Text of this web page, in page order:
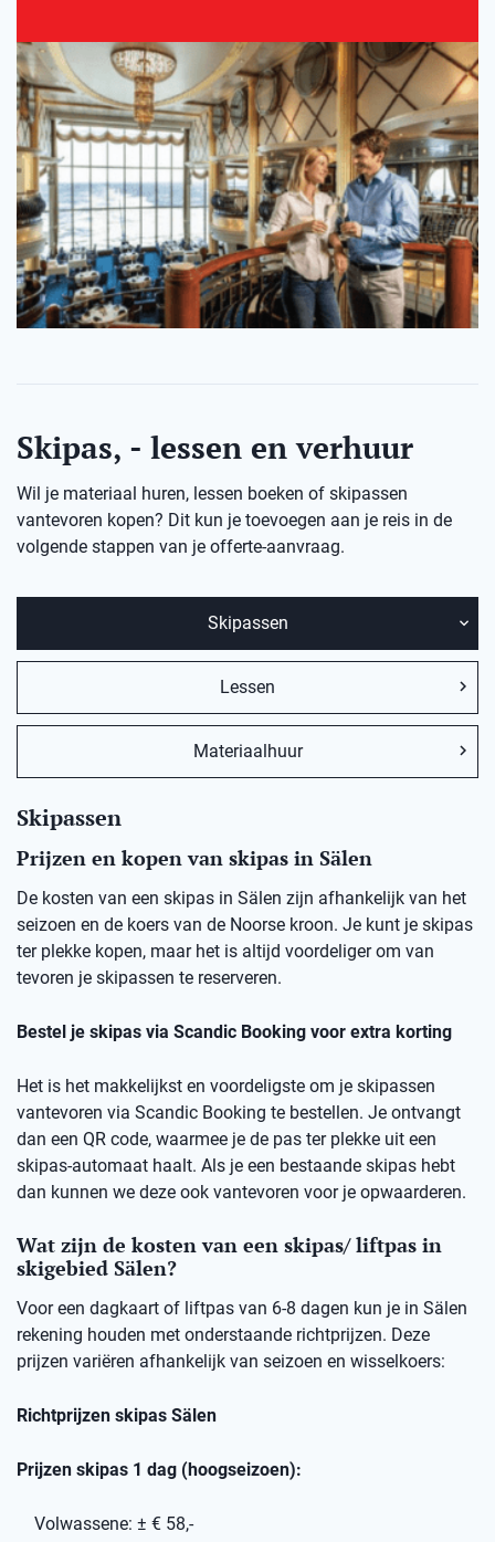
Skipas, - lessen en verhuur
Wil je materiaal huren, lessen boeken of skipassen
vantevoren kopen? Dit kun je toevoegen aan je reis in de
volgende stappen van je offerte-aanvraag.
Skipassen
Lessen
Materiaalhuur
Skipassen
Prijzen en kopen van skipas in Sälen
De kosten van een skipas in Sälen zijn afhankelijk van het
seizoen en de koers van de Noorse kroon. Je kunt je skipas
ter plekke kopen, maar het is altijd voordeliger om van
tevoren je skipassen te reserveren.
Bestel je skipas via Scandic Booking voor extra korting
Het is het makkelijkst en voordeligste om je skipassen
vantevoren via Scandic Booking te bestellen. Je ontvangt
dan een QR code, waarmee je de pas ter plekke uit een
skipas-automaat haalt. Als je een bestaande skipas hebt
dan kunnen we deze ook vantevoren voor je opwaarderen.
Wat zijn de kosten van een skipas/ liftpas in
skigebied Sälen?
Voor een dagkaart of liftpas van 6-8 dagen kun je in Sälen
rekening houden met onderstaande richtprijzen. Deze
prijzen variëren afhankelijk van seizoen en wisselkoers:
Richtprijzen skipas Sälen
Prijzen skipas 1 dag (hoogseizoen):
Volwassene: ± € 58,-